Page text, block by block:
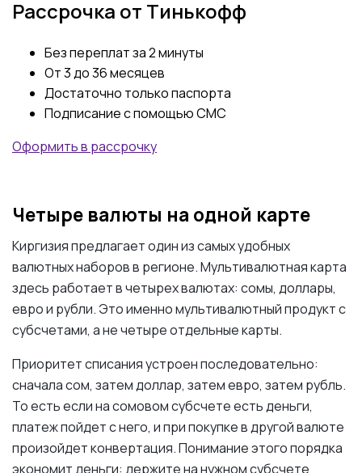
Рассрочка от Тинькофф
Без переплат за 2 минуты
От 3 до 36 месяцев
Достаточно только паспорта
Подписание с помощью СМС
Оформить в рассрочку
Четыре валюты на одной карте
Киргизия предлагает один из самых удобных
валютных наборов в регионе. Мультивалютная карта
здесь работает в четырех валютах: сомы, доллары,
евро и рубли. Это именно мультивалютный продукт с
субсчетами, а не четыре отдельные карты.
Приоритет списания устроен последовательно:
сначала сом, затем доллар, затем евро, затем рубль.
То есть если на сомовом субсчете есть деньги,
платеж пойдет с него, и при покупке в другой валюте
произойдет конвертация. Понимание этого порядка
экономит деньги: держите на нужном субсчете